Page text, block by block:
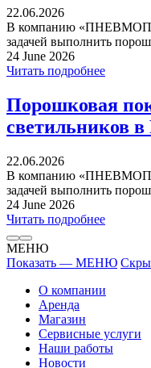
22.06.2026
В компанию
задачей выполнить
24 June 2026
Читать подробнее
Порошковая
светильников в
22.06.2026
В компанию
задачей выполнить
24 June 2026
Читать подробнее
МЕНЮ
Показать — МЕНЮ
О компании
Аренда
Магазин
Сервисные услуги
Наши работы
Новости